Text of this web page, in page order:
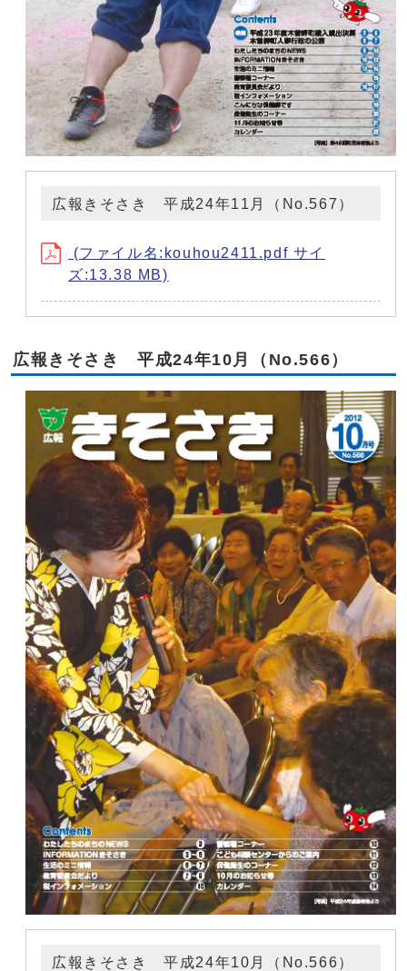
広報きそさき 平成24年11月（No.567）
(ファイル名:kouhou2411.pdf サイ
ズ:13.38 MB)
広報きそさき 平成24年10月（No.566）
広報きそさき 平成24年10月（No.566）